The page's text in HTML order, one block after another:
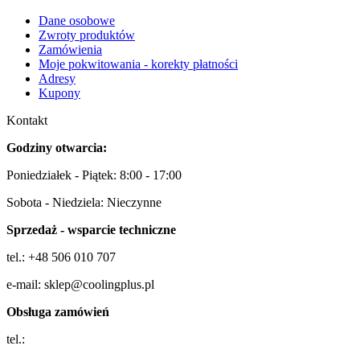
Dane osobowe
Zwroty produktów
Zamówienia
Moje pokwitowania - korekty płatności
Adresy
Kupony
Kontakt
Godziny otwarcia:
Poniedziałek - Piątek: 8:00 - 17:00
Sobota - Niedziela: Nieczynne
Sprzedaż - wsparcie techniczne
tel.: +48 506 010 707
e-mail: sklep@coolingplus.pl
Obsługa zamówień
tel.: